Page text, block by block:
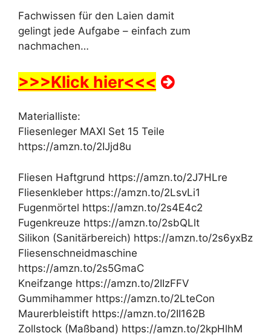
Fachwissen für den Laien damit
gelingt jede Aufgabe – einfach zum
nachmachen…
>>>Klick hier<<<
Materialliste:
Fliesenleger MAXI Set 15 Teile
https://amzn.to/2IJjd8u
Fliesen Haftgrund https://amzn.to/2J7HLre
Fliesenkleber https://amzn.to/2LsvLi1
Fugenmörtel https://amzn.to/2s4E4c2
Fugenkreuze https://amzn.to/2sbQLlt
Silikon (Sanitärbereich) https://amzn.to/2s6yxBz
Fliesenschneidmaschine
https://amzn.to/2s5GmaC
Kneifzange https://amzn.to/2IIzFFV
Gummihammer https://amzn.to/2LteCon
Maurerbleistift https://amzn.to/2II162B
Zollstock (Maßband) https://amzn.to/2kpHlhM